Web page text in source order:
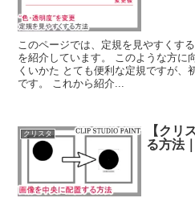
このページでは、定規を見やすくす
を紹介しています。 このような方に
くいかた とても便利な定規ですが、
です。 これから紹介...
クリスタ
【クリ
る方法